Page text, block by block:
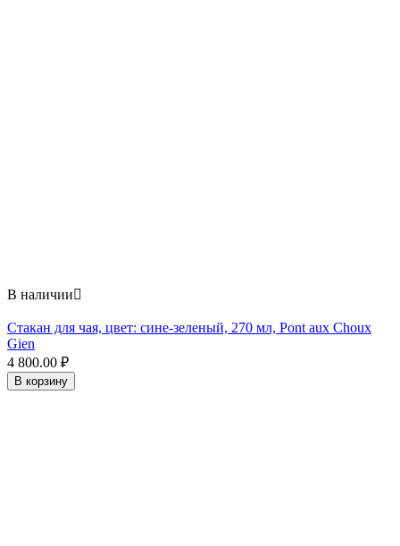
В наличии
Стакан для чая, цвет: сине-зеленый, 270 мл, Pont aux Choux
Gien
4 800.00 ₽
В корзину